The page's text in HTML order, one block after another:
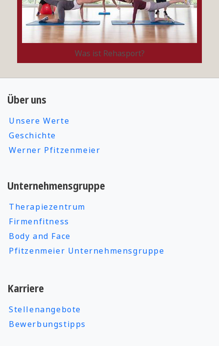
Was ist Rehasport?
Über uns
Unsere Werte
Geschichte
Werner Pfitzenmeier
Unternehmensgruppe
Therapiezentrum
Firmenfitness
Body and Face
Pfitzenmeier Unternehmensgruppe
Karriere
Stellenangebote
Bewerbungstipps